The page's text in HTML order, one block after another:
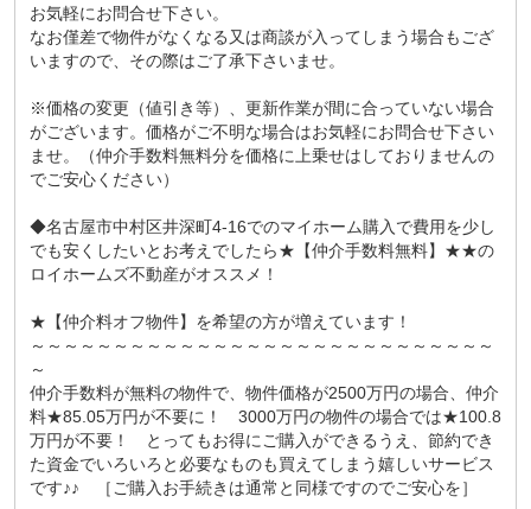
お気軽にお問合せ下さい。
なお僅差で物件がなくなる又は商談が入ってしまう場合もござ
いますので、その際はご了承下さいませ。
※価格の変更（値引き等）、更新作業が間に合っていない場合
がございます。価格がご不明な場合はお気軽にお問合せ下さい
ませ。（仲介手数料無料分を価格に上乗せはしておりませんの
でご安心ください）
◆名古屋市中村区井深町4-16でのマイホーム購入で費用を少し
でも安くしたいとお考えでしたら★【仲介手数料無料】★★の
ロイホームズ不動産がオススメ！
★【仲介料オフ物件】を希望の方が増えています！
～～～～～～～～～～～～～～～～～～～～～～～～～～～～
～
仲介手数料が無料の物件で、物件価格が2500万円の場合、仲介
料★85.05万円が不要に！ 3000万円の物件の場合では★100.8
万円が不要！ とってもお得にご購入ができるうえ、節約でき
た資金でいろいろと必要なものも買えてしまう嬉しいサービス
です♪♪ ［ご購入お手続きは通常と同様ですのでご安心を］